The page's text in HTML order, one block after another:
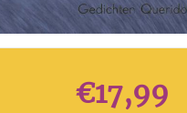
€17,99